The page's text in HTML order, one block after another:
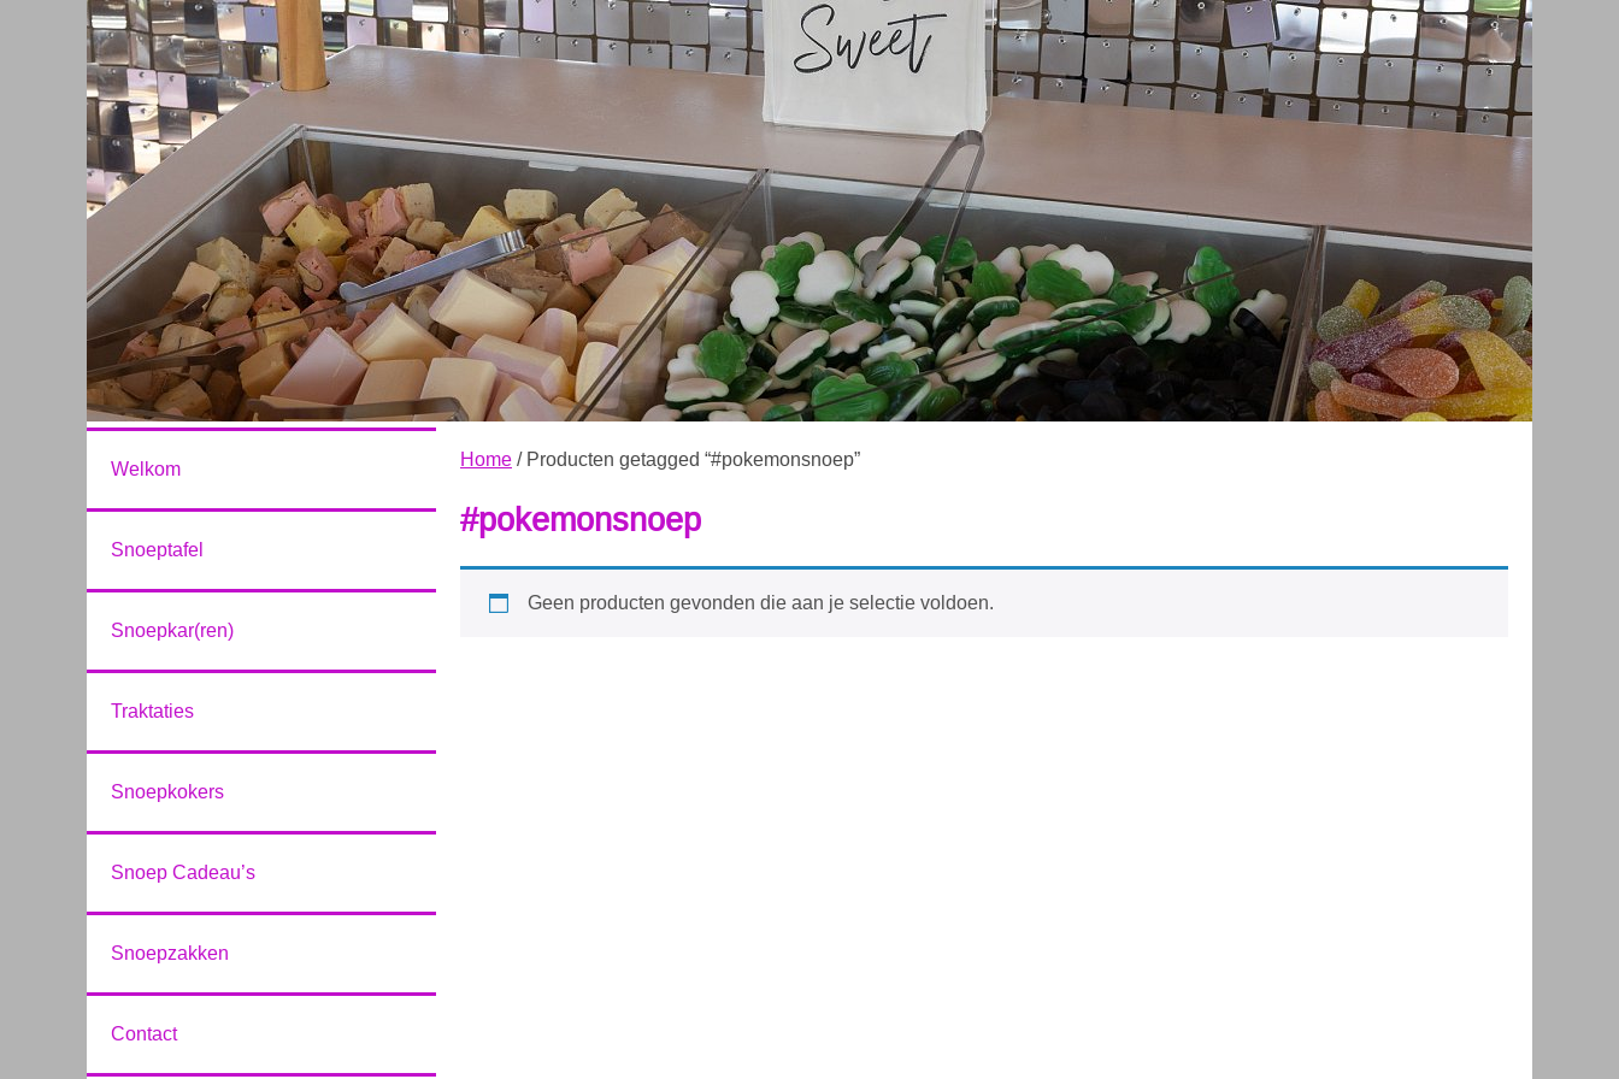
Home / Producten getagged “#pokemonsnoep”
#pokemonsnoep
Geen producten gevonden die aan je selectie voldoen.
Welkom
Snoeptafel
Snoepkar(ren)
Traktaties
Snoepkokers
Snoep Cadeau’s
Snoepzakken
Contact